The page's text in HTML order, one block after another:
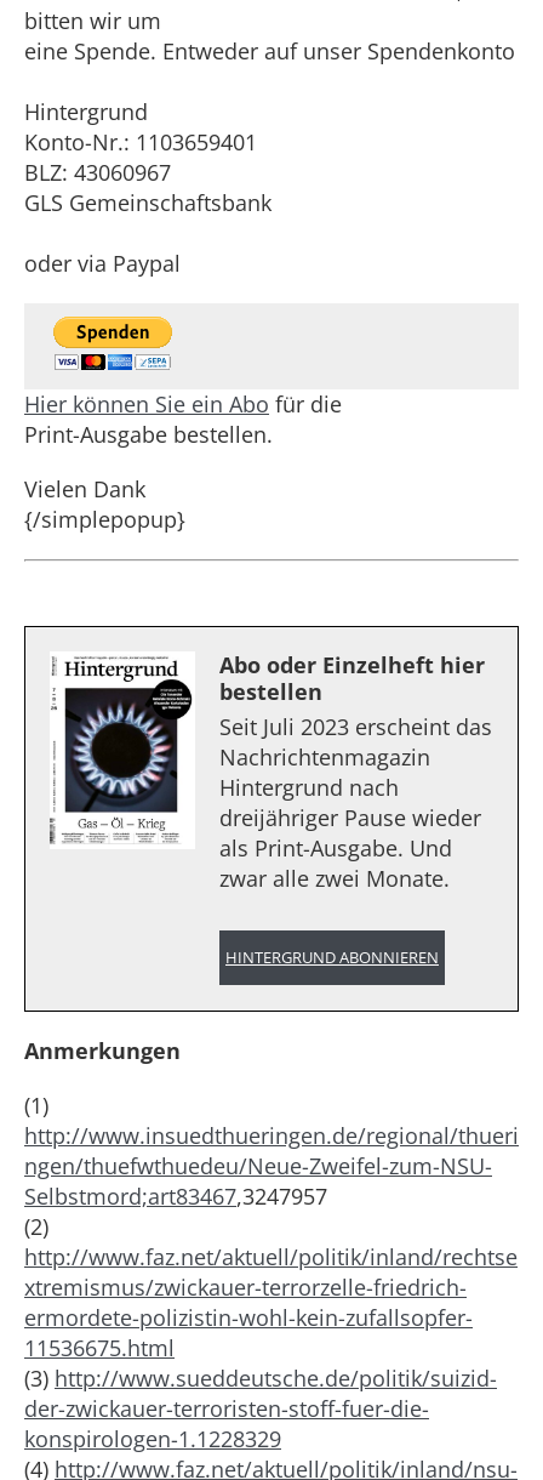
bitten wir um
eine Spende. Entweder auf unser Spendenkonto
Hintergrund
Konto-Nr.: 1103659401
BLZ: 43060967
GLS Gemeinschaftsbank
oder via Paypal
Hier können Sie ein Abo für die
Print-Ausgabe bestellen.
Vielen Dank
{/simplepopup}
Abo oder Einzelheft hier
bestellen
Seit Juli 2023 erscheint das
Nachrichtenmagazin
Hintergrund nach
dreijähriger Pause wieder
als Print-Ausgabe. Und
zwar alle zwei Monate.
HINTERGRUND ABONNIEREN
Anmerkungen
(1)
http://www.insuedthueringen.de/regional/thueri
ngen/thuefwthuedeu/Neue-Zweifel-zum-NSU-
Selbstmord;art83467,3247957
(2)
http://www.faz.net/aktuell/politik/inland/rechtse
xtremismus/zwickauer-terrorzelle-friedrich-
ermordete-polizistin-wohl-kein-zufallsopfer-
11536675.html
(3) http://www.sueddeutsche.de/politik/suizid-
der-zwickauer-terroristen-stoff-fuer-die-
konspirologen-1.1228329
(4) http://www.faz.net/aktuell/politik/inland/nsu-